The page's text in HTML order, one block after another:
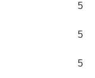
5
5
5